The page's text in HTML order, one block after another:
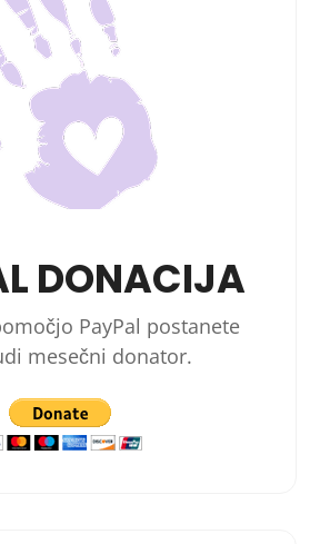
DONACIJA
PayPal postanete
mesečni donator.